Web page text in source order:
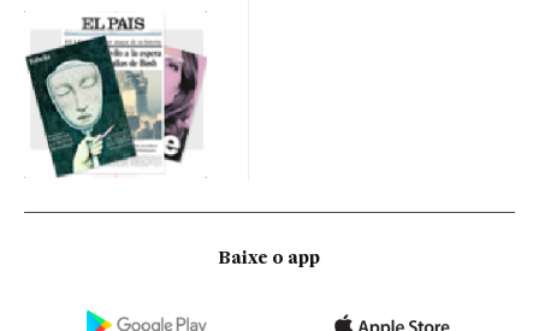
Baixe o app